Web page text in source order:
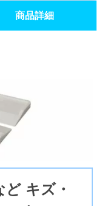
商品詳細
ど キズ・